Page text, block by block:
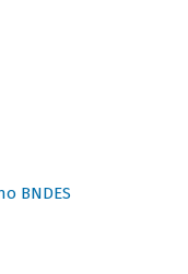
BNDES